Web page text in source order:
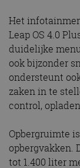
Het
Leap OS 4.0
duidelijke
ook bijzonder
ondersteunt
zaken in te
control,
Opbergruimte
opbergvakken.
tot 1.400 liter